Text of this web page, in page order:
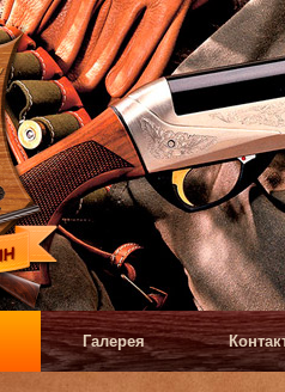
Галерея